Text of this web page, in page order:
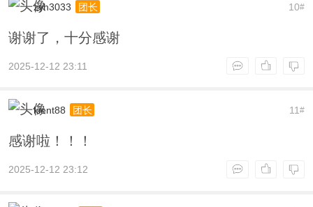
10#
zyh3033 团长
谢谢了，十分感谢
2025-12-12 23:11
11#
kient88 团长
感谢啦！！！
2025-12-12 23:12